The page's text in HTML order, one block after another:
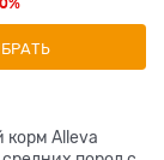
корм Alleva